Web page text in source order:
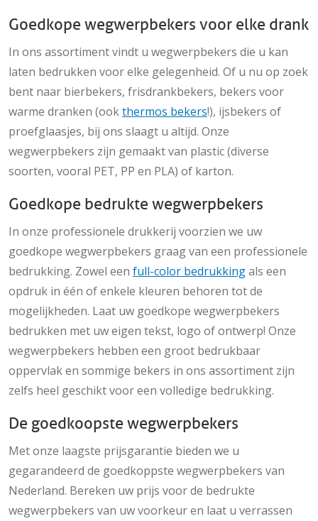
Goedkope wegwerpbekers voor elke drank
In ons assortiment vindt u wegwerpbekers die u kan
laten bedrukken voor elke gelegenheid. Of u nu op zoek
bent naar bierbekers, frisdrankbekers, bekers voor
warme dranken (ookthermos bekers!), ijsbekers of
proefglaasjes, bij ons slaagt u altijd. Onze
wegwerpbekers zijn gemaakt van plastic (diverse
soorten, vooral PET, PP en PLA) of karton.
Goedkope bedrukte wegwerpbekers
In onze professionele drukkerij voorzien we uw
goedkope wegwerpbekers graag van een professionele
bedrukking. Zowel een full-color bedrukkingals een
opdruk in één of enkele kleuren behoren tot de
mogelijkheden. Laat uw goedkope wegwerpbekers
bedrukken met uw eigen tekst, logo of ontwerp! Onze
wegwerpbekers hebben een groot bedrukbaar
oppervlak en sommige bekers in ons assortiment zijn
zelfs heel geschikt voor een volledige bedrukking.
De goedkoopste wegwerpbekers
Met onze laagste prijsgarantie bieden we u
gegarandeerd de goedkoppste wegwerpbekers van
Nederland. Bereken uw prijs voor de bedrukte
wegwerpbekers van uw voorkeur en laat u verrassen